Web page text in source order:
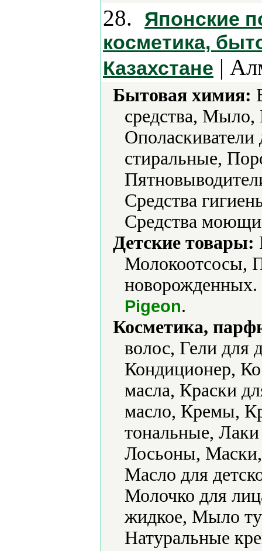
28.
Японские
косметика,
Казахстане |
Бытовая химия:
средства,
стиральные,
Средства
Средства
Детские товары:
Молокоотсосы,
Pigeon.
Косметика,
волос, Гели для
Кондиционер,
масла, Краски
масло, Кремы,
тональные,
Лосьоны,
Масло для
Молочко для
жидкое, Мыло
Натуральные